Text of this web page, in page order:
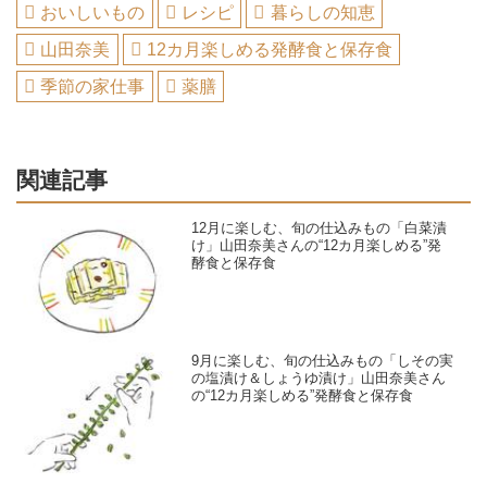
おいしいもの レシピ
暮らしの知恵
山田奈美
12カ月楽しめる発酵食と保存食
季節の家仕事
薬膳
関連記事
12月に楽しむ、旬の仕込みもの「白菜漬
け」山田奈美さんの“12カ月楽しめる”発
酵食と保存食
9月に楽しむ、旬の仕込みもの「しその実
の塩漬け＆しょうゆ漬け」山田奈美さん
の“12カ月楽しめる”発酵食と保存食